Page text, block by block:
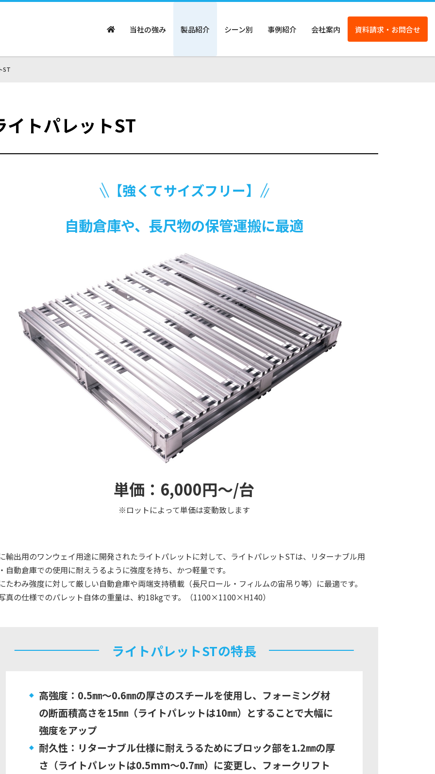
当社の強み 製品紹介 シーン別 事例紹介 会社案内 資料請求・お問合せ
ST
イトパレットST
【強くてサイズフリー】
自動倉庫や、長尺物の保管運搬に最適
単価：6,000円～/台
※ロットによって単価は変動致します
輸出用のワンウェイ用途に開発されたライトパレットに対して、ライトパレットSTは、リターナブル用
自動倉庫での使用に耐えうるように強度を持ち、かつ軽量です。
たわみ強度に対して厳しい自動倉庫や両端支持積載（長尺ロール・フィルムの宙吊り等）に最適です。
真の仕様でのパレット自体の重量は、約18kgです。（1100×1100×H140）
ライトパレットSTの特長
高強度：0.5㎜～0.6㎜の厚さのスチールを使用し、フォーミング材
の断面積高さを15㎜（ライトパレットは10㎜）とすることで大幅に
強度をアップ
耐久性：リターナブル仕様に耐えうるためにブロック部を1.2㎜の厚
さ（ライトパレットは0.5mm～0.7㎜）に変更し、フォークリフト